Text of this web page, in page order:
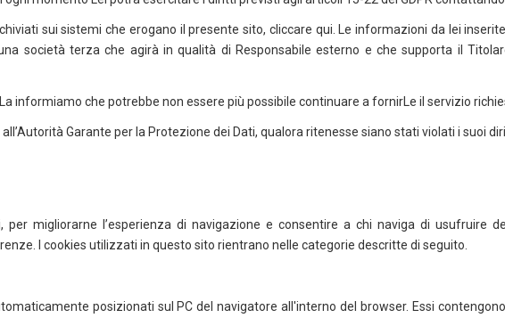
sui sistemi che erogano il presente sito, cliccare qui. Le informazioni da lei
società terza che agirà in qualità di Responsabile esterno e che supporta il
informiamo che potrebbe non essere più possibile continuare a fornirLe il servizio
Garante per la Protezione dei Dati, qualora ritenesse siano stati violati i suoi
migliorarne l’esperienza di navigazione e consentire a chi naviga di usufruire
I cookies utilizzati in questo sito rientrano nelle categorie descritte di seguito.
posizionati sul PC del navigatore all'interno del browser. Essi